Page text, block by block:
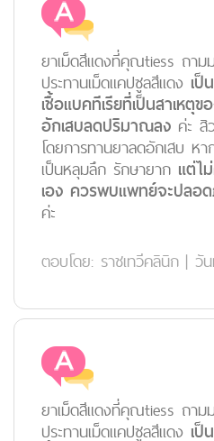
ยาเม็ดสีแดงที่คุณtiess ถาม
ประทานเม็ดแคปซูลสีแดง เ
เชื้อแบคทีเรียที่เป็นสาเหตุ
อักเสบลดปริมาณลง ค่ะ สิ
โดยการทานยาลดอักเสบ ห
เป็นหลุมลึก รักษายาก แต่ไ
เอง ควรพบแพทย์จะปลอ
ค่ะ
ตอบโดย: ราชเทวีคลินิก | วั
ยาเม็ดสีแดงที่คุณtiess ถาม
ประทานเม็ดแคปซูลสีแดง เ